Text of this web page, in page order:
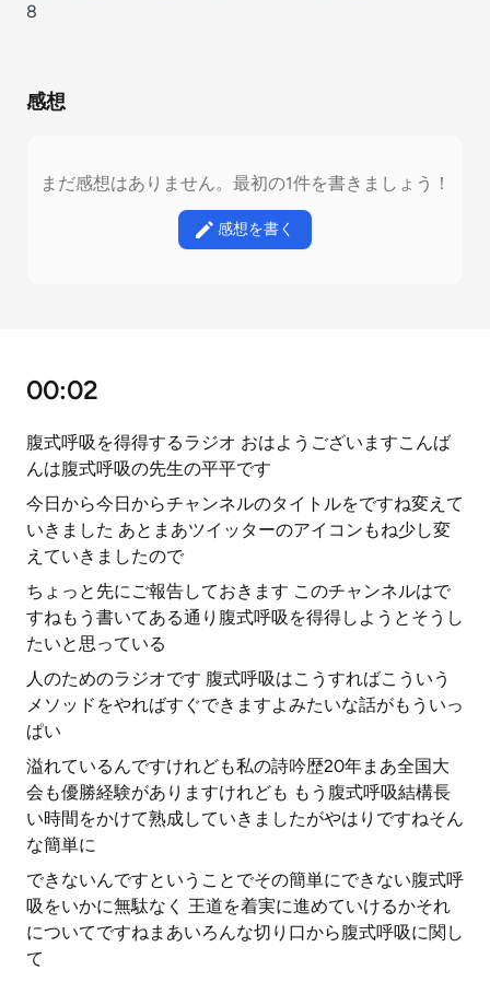
8
感想
まだ感想はありません。最初の1件を書きましょう！
感想を書く
00:02
腹式呼吸を得得するラジオ おはようございますこんば
んは腹式呼吸の先生の平平です
今日から今日からチャンネルのタイトルをですね変えて
いきました あとまあツイッターのアイコンもね少し変
えていきましたので
ちょっと先にご報告しておきます このチャンネルはで
すねもう書いてある通り腹式呼吸を得得しようとそうし
たいと思っている
人のためのラジオです 腹式呼吸はこうすればこういう
メソッドをやればすぐできますよみたいな話がもういっ
ぱい
溢れているんですけれども私の詩吟歴20年まあ全国大
会も優勝経験がありますけれども もう腹式呼吸結構長
い時間をかけて熟成していきましたがやはりですねそん
な簡単に
できないんですということでその簡単にできない腹式呼
吸をいかに無駄なく 王道を着実に進めていけるかそれ
についてですねまあいろんな切り口から腹式呼吸に関し
て